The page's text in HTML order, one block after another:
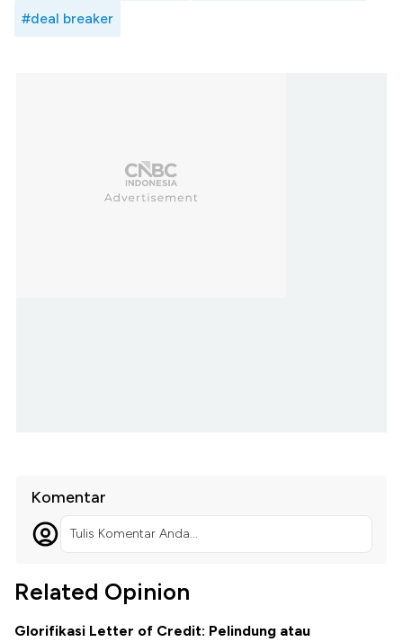
#deal breaker
Komentar
Tulis Komentar Anda...
Related Opinion
Glorifikasi Letter of Credit: Pelindung atau